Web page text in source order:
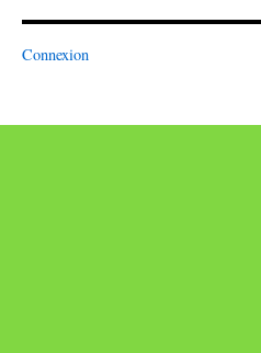
Connexion